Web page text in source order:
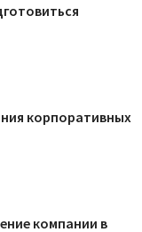
корпоративных
компании в